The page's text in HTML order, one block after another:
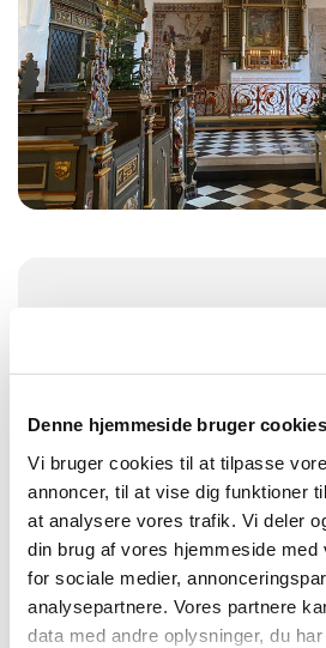
Denne hjemmeside bruger cookies
Vi bruger cookies til at tilpasse
annoncer, til at vise dig funktioner
at analysere vores trafik. Vi deler
din brug af vores hjemmeside med
for sociale medier,
analysepartnere. Vores partnere
data med andre oplysninger, du
Onsdag 24. december
9560 Hadsund
Præst Peter Grove